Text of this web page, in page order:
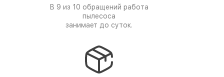
В 9 из 10 обращений работа
пылесоса
занимает до суток.